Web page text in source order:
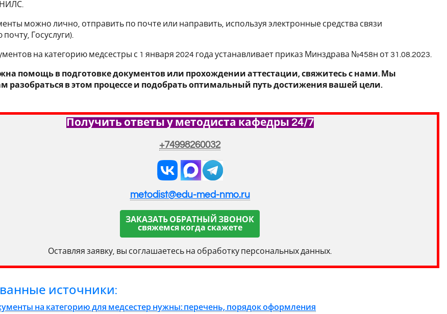
можно лично, отправить по почте или направить, используя электронные средства связи
Госуслуги).
на категорию медсестры с 1 января 2024 года устанавливает приказ Минздрава №458н от 31.08.2023.
помощь в подготовке документов или прохождении аттестации, свяжитесь с нами. Мы
разобраться в этом процессе и подобрать оптимальный путь достижения вашей цели.
Получить ответы у методиста кафедры 24/7
+74998260032
metodist@edu-med-nmo.ru
ЗАКАЗАТЬ ОБРАТНЫЙ ЗВОНОК
свяжемся когда скажете
Оставляя заявку, вы соглашаетесь на обработку персональных данных.
источники:
на категорию для медсестер нужны: перечень, порядок оформления